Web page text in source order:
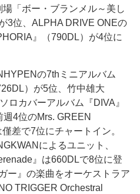
「ボー・ブランメル～美し
3位、ALPHA DRIVE ONEの
』（790DL）が4位に
の7thミニアルバム
）が5位、竹中雄大
ロカバーアルバム『DIVA』
週4位のMrs. GREEN
差で7位にチャートイン。
によるユニット、
』は660DLで8位に登
ー』の楽曲をオーケストラア
TRIGGER Orchestral